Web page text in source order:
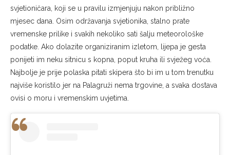
svjetioničara, koji se u pravilu izmjenjuju nakon približno
mjesec dana. Osim održavanja svjetionika, stalno prate
vremenske prilike i svakih nekoliko sati šalju meteorološke
podatke. Ako dolazite organiziranim izletom, lijepa je gesta
ponijeti im neku sitnicu s kopna, poput kruha ili svježeg voća.
Najbolje je prije polaska pitati skipera što bi im u tom trenutku
najviše koristilo jer na Palagruži nema trgovine, a svaka dostava
ovisi o moru i vremenskim uvjetima.